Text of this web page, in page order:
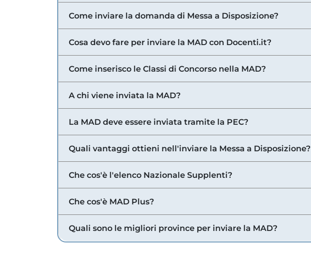
Come inviare la domanda di Messa a Disposizione?
Cosa devo fare per inviare la MAD con Docenti.it?
Come inserisco le Classi di Concorso nella MAD?
A chi viene inviata la MAD?
La MAD deve essere inviata tramite la PEC?
Quali vantaggi ottieni nell'inviare la Messa a Disposizione?
Che cos'è l'elenco Nazionale Supplenti?
Che cos'è MAD Plus?
Quali sono le migliori province per inviare la MAD?